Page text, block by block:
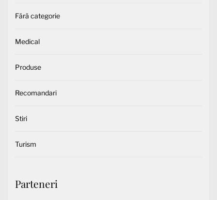
Fără categorie
Medical
Produse
Recomandari
Stiri
Turism
Parteneri